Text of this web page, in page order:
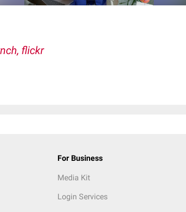
flickr
For Business
Media Kit
Login Services